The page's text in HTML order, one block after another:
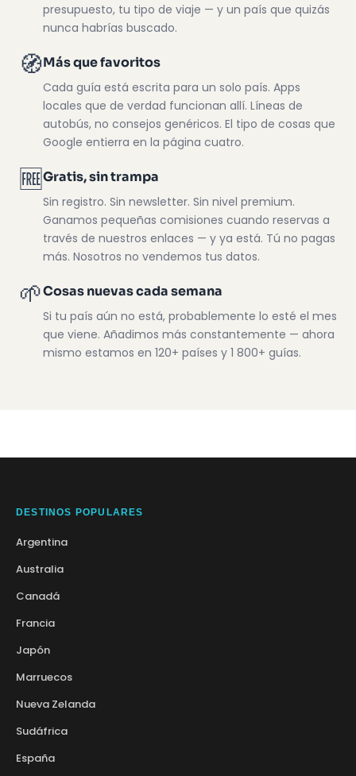
presupuesto, tu tipo de viaje — y un país que quizás
nunca habrías buscado.
🧭Más que favoritos
Cada guía está escrita para un solo país. Apps
locales que de verdad funcionan allí. Líneas de
autobús, no consejos genéricos. El tipo de cosas que
Google entierra en la página cuatro.
🆓Gratis, sin trampa
Sin registro. Sin newsletter. Sin nivel premium.
Ganamos pequeñas comisiones cuando reservas a
través de nuestros enlaces — y ya está. Tú no pagas
más. Nosotros no vendemos tus datos.
🌱Cosas nuevas cada semana
Si tu país aún no está, probablemente lo esté el mes
que viene. Añadimos más constantemente — ahora
mismo estamos en 120+ países y 1 800+ guías.
DESTINOS POPULARES
Argentina
Australia
Canadá
Francia
Japón
Marruecos
Nueva Zelanda
Sudáfrica
España